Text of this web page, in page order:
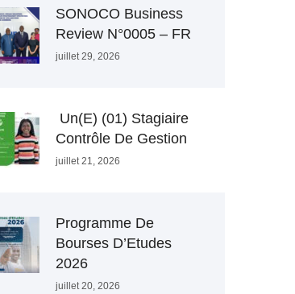
SONOCO Business
Review N°0005 – FR
juillet 29, 2026
Un(e) (01) Stagiaire
Contrôle De Gestion
juillet 21, 2026
Programme De
Bourses D’Etudes
2026
juillet 20, 2026